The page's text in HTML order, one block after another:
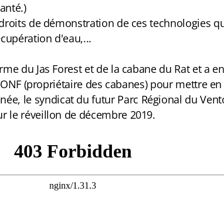
de démonstration de ces technologies
d'eau,...
du Jas Forest et de la cabane du Rat et a
(propriétaire des cabanes) pour mettre
le syndicat du futur Parc Régional du
le réveillon de décembre 2019.